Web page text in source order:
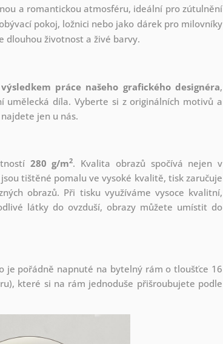
a romantickou atmosféru, ideální pro zútulnění
pokoj, ložnici nebo jako dárek pro milovníky
dlouhou životnost a živé barvy.
práce našeho grafického designéra,
díla. Vyberte si z originálních motivů a
jen u nás.
280 g/m2. Kvalita obrazů spočívá nejen v
tištěné pomalu ve vysoké kvalitě, tisk zaručuje
obrazů. Při tisku využíváme vysoce kvalitní,
látky do ovzduší, obrazy můžete umístit do
je pořádně napnuté na bytelný rám o tloušťce 16
které si na rám jednoduše přišroubujete podle